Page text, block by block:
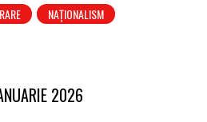
NAȚIONALISM
2026